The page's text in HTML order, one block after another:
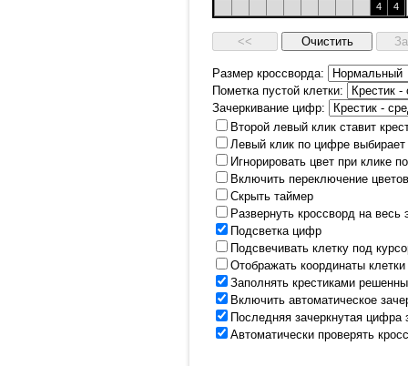
4
4
Размер кроссворда:
Пометка пустой клетки:
Зачеркивание цифр:
Второй левый клик ставит
Левый клик по цифре выбирает
Игнорировать цвет при клике
Включить переключение
Скрыть таймер
Развернуть кроссворд на
Подсветка цифр
Подсвечивать клетку под
Отображать координаты
Заполнять крестиками
Включить автоматическое
Последняя зачеркнутая цифра
Автоматически проверять